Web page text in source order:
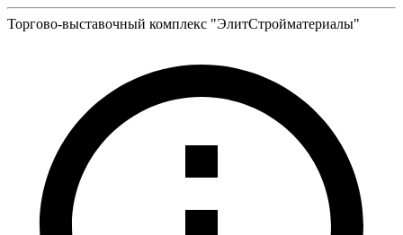
Торгово-выставочный комплекс "ЭлитСтройматериалы"